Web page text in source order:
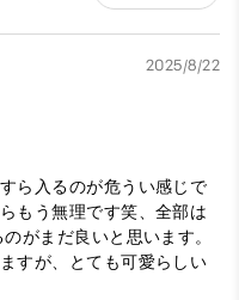
2025/8/22
ら入るのが危うい感じで
もう無理です笑、全部は
がまだ良いと思います。
すが、とても可愛らしい